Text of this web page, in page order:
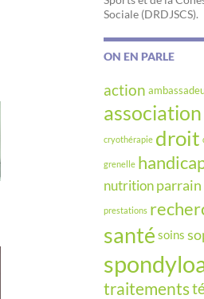
Sociale (DRDJSCS).
ON EN PARLE
action
association
cryothérapie droit
grenelle
nutritionparrain
prestations
santé soins
traitements